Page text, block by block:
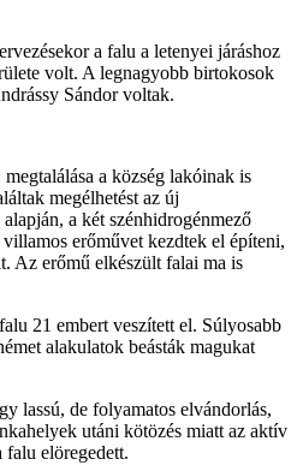
a falu a letenyei járáshoz
volt. A legnagyobb birtokosok
Sándor voltak.
a község lakóinak is
megélhetést az új
a két szénhidrogénmező
erőművet kezdtek el építeni,
Az erőmű elkészült falai ma is
21 embert veszített el. Súlyosabb
alakulatok beásták magukat
lassú, de folyamatos elvándorlás,
utáni kötözés miatt az aktív
elöregedett.